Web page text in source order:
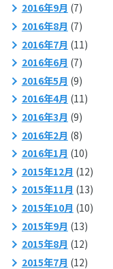
2016年9月 (7)
2016年8月 (7)
2016年7月 (11)
2016年6月 (7)
2016年5月 (9)
2016年4月 (11)
2016年3月 (9)
2016年2月 (8)
2016年1月 (10)
2015年12月 (12)
2015年11月 (13)
2015年10月 (10)
2015年9月 (13)
2015年8月 (12)
2015年7月 (12)